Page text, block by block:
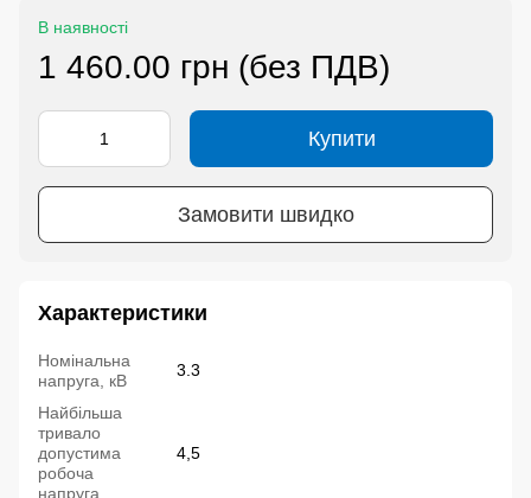
В наявності
1 460.00 грн (без ПДВ)
Купити
Замовити швидко
Характеристики
Номінальна
напруга, кВ
3.3
Найбільша
тривало
допустима
робоча
напруга
4,5